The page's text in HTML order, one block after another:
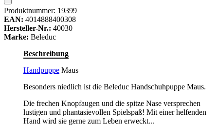
Produktnummer: 19399
EAN: 4014888400308
Hersteller-Nr.: 40030
Marke: Beleduc
Beschreibung
Handpuppe Maus
Besonders niedlich ist die Beleduc Handschuhpuppe Maus.
Die frechen Knopfaugen und die spitze Nase versprechen
lustigen und phantasievollen Spielspaß! Mit einer helfenden
Hand wird sie gerne zum Leben erweckt...